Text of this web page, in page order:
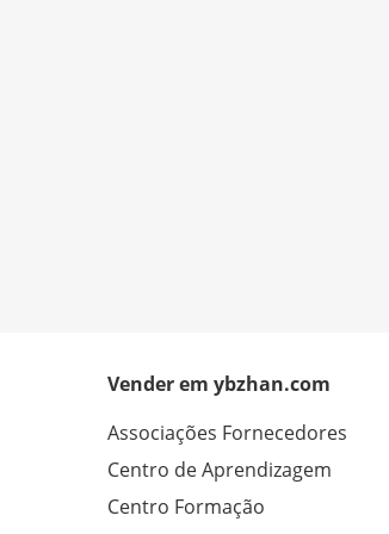
Vender em ybzhan.com
Associações Fornecedores
Centro de Aprendizagem
Centro Formação